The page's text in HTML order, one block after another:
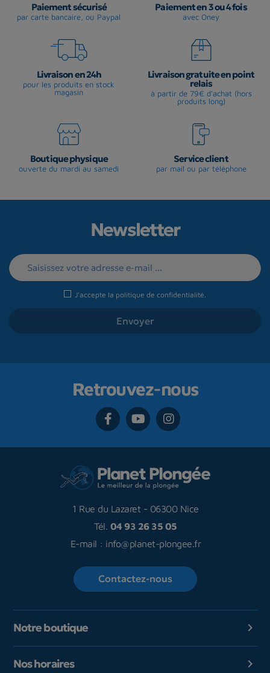
Paiement sécurisé
par carte bancaire, ou Paypal
Paiement en 3 ou 4 fois
avec Oney
Livraison en 24h
pour les produits en stock
magasin
Livraison gratuite en point
relais
à partir de 79€ d'achat (hors
produits long)
Boutique physique
ouverte du mardi au samedi
Service client
par mail ou par téléphone
Newsletter
J'accepte la politique de confidentialité
Retrouvez-nous
1 Rue du Lazaret - 06300 Nice
Tél. 04 93 26 35 05
E-mail : info@planet-plongee.fr
Contactez-nous
Notre boutique 
Nos horaires 